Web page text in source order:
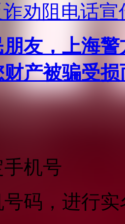
诈劝阻电话宣
友，上海
产被骗受
机号
码，进行